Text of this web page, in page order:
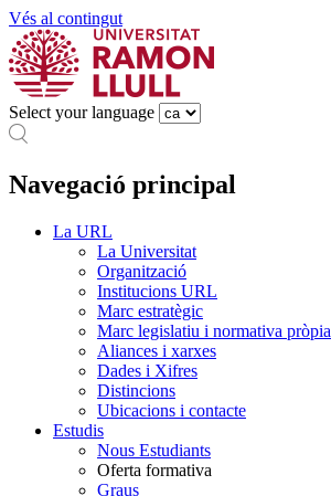
Vés al contingut
Select your language
Navegació principal
La URL
La Universitat
Organització
Institucions URL
Marc estratègic
Marc legislatiu i normativa pròpia
Aliances i xarxes
Dades i Xifres
Distincions
Ubicacions i contacte
Estudis
Nous Estudiants
Oferta formativa
Graus